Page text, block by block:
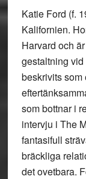
Katie Ford (f.
Kalifornien.
Harvard och
gestaltning
beskrivits som
som bottnar i
intervju i The
fantasifull
bräckliga
det ovetbara.